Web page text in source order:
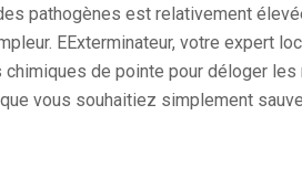
pathogènes est relativement
EExterminateur, votre expert
de pointe pour déloger
vous souhaitiez simplement